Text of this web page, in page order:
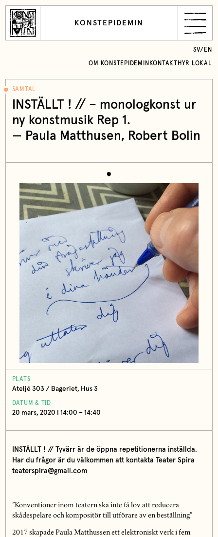
KONSTEPIDEMIN
OM KONSTEPIDEMIN KONTAKT HYR LOKAL
SV/ EN
SAMTAL
INSTÄLLT ! // – monologkonst ur
ny konstmusik Rep 1.
— Paula Matthusen, Robert Bolin
PLATS
Ateljé 303 / Bageriet, Hus 3
DATUM & TID
20 mars, 2020 | 14:00 – 14:40
INSTÄLLT ! // Tyvärr är de öppna repetitionerna inställda.
Har du frågor är du välkommen att kontakta Teater Spira
teaterspira@gmail.com
”Konventioner inom teatern ska inte få lov att reducera
skådespelare och kompositör till utförare av en beställning”
2017 skapade Paula Matthussen ett elektroniskt verk i fem